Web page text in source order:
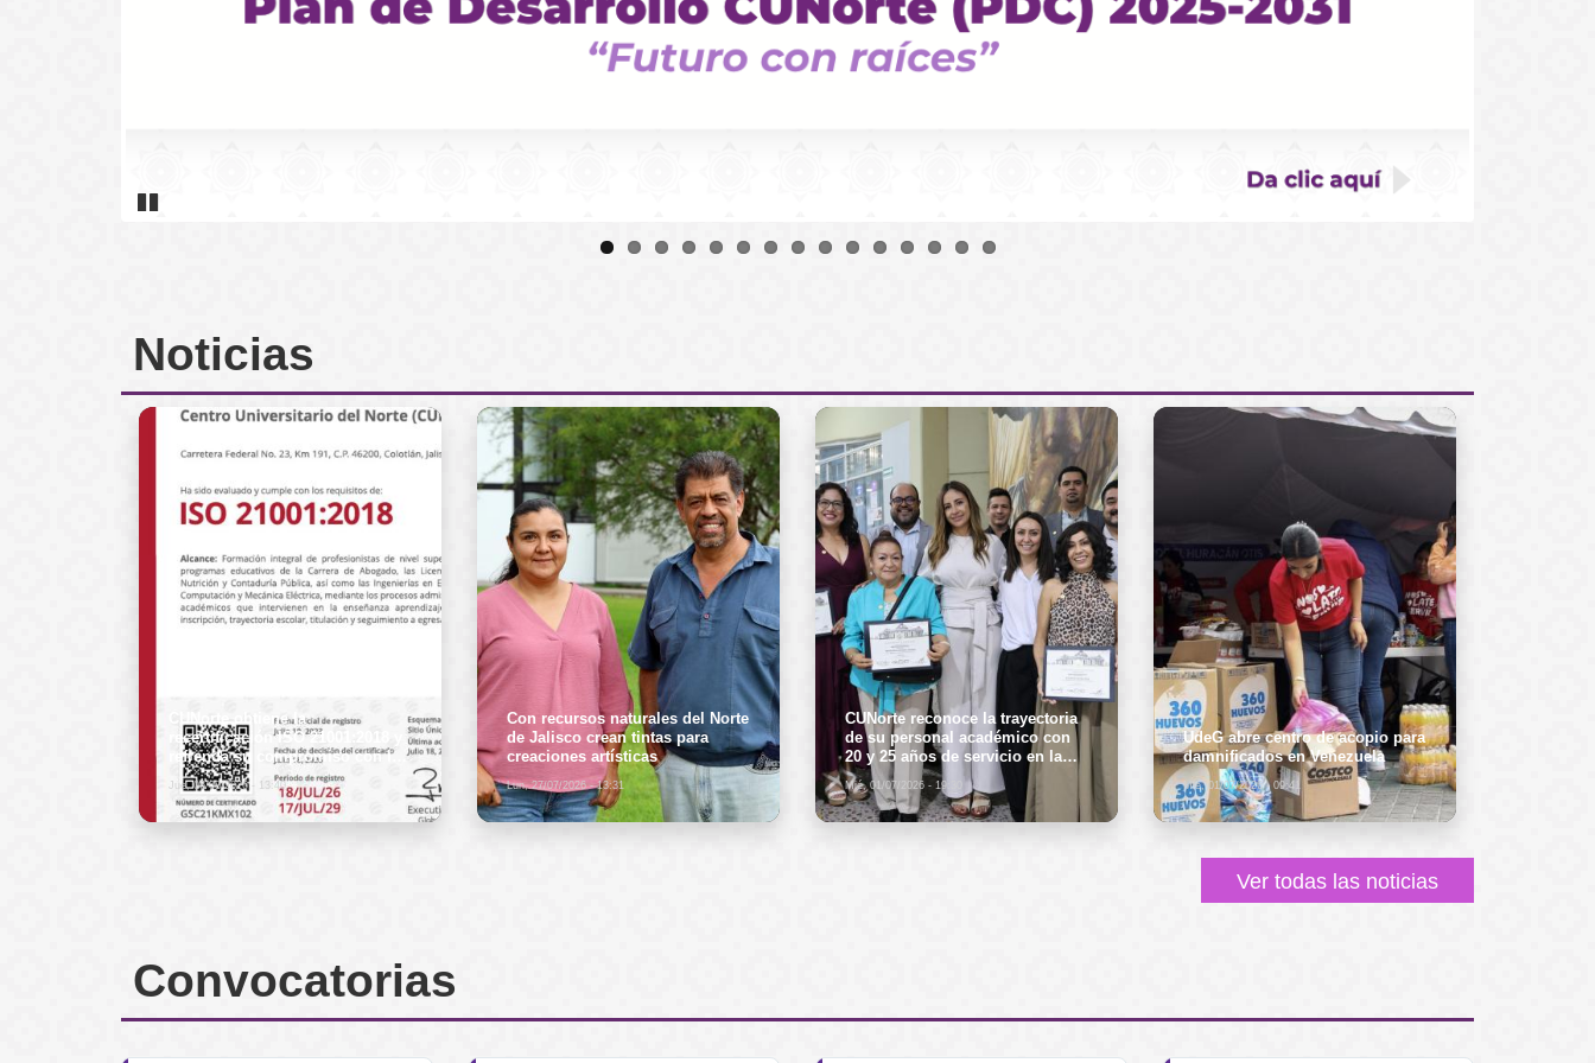
Noticias
CUNorte obtiene la
recertificación ISO 21001:2018 y
refrenda su compromiso con la
calidad educativa
Jue, 06/08/2026 - 13:40
Con recursos naturales del Norte
de Jalisco crean tintas para
creaciones artísticas
Lun, 27/07/2026 - 13:31
CUNorte reconoce la trayectoria
de su personal académico con
20 y 25 años de servicio en la
Universidad de Guadalajara
Mié, 01/07/2026 - 19:30
UdeG abre centro de acopio para
damnificados en Venezuela
Mié, 01/07/2026 - 09:41
Ver todas las noticias
Convocatorias